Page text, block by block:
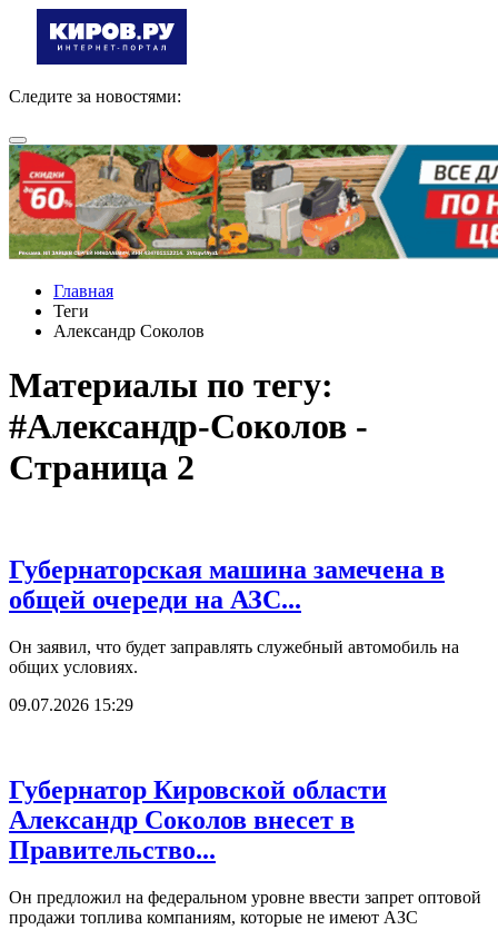
Следите за новостями:
Главная
Теги
Александр Соколов
Материалы по тегу:
#Александр-Соколов -
Страница 2
Губернаторская машина замечена в
общей очереди на АЗС...
Он заявил, что будет заправлять служебный автомобиль на
общих условиях.
09.07.2026 15:29
Губернатор Кировской области
Александр Соколов внесет в
Правительство...
Он предложил на федеральном уровне ввести запрет оптовой
продажи топлива компаниям, которые не имеют АЗС